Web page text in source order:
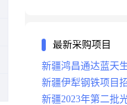
最新采购项目
新疆鸿昌通达蓝天
新疆伊犁钢铁项目
新疆2023年第二批